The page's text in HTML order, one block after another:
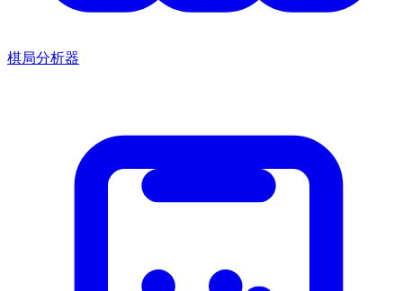
棋局分析器